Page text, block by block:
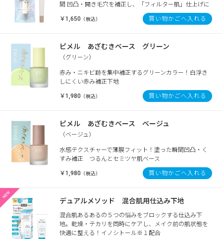
間 凹凸・開き毛穴を補正し、「フィルター肌」仕上げに
￥1,650 （税込） 買い物かごへ入れる
ピメル あざむきベース グリーン
（グリーン）
赤み・ニキビ跡を集中補正するグリーンカラー！白浮き
しにくい赤み補正下地
￥1,980 （税込） 買い物かごへ入れる
ピメル あざむきベース ベージュ
（ベージュ）
水感テクスチャーで薄膜フィット！塗った瞬間凹凸・く
すみ補正 つるんとセミツヤ肌ベース
￥1,980 （税込） 買い物かごへ入れる
デュアルメソッド 混合肌用仕込み下地
混合肌あるあるの５つの悩みをブロックする仕込み下
地。乾燥・テカリを同時にケアし、メイク前の肌状態を
快適に整える！イノシトール※１配合